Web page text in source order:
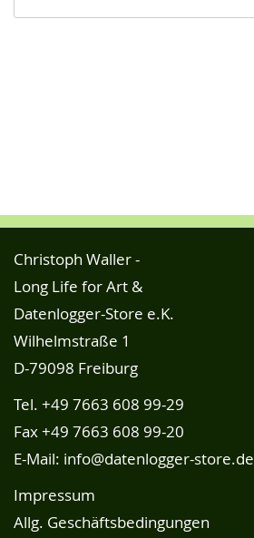
Christoph Waller -
Long Life for Art &
Datenlogger-Store e.K.
Wilhelmstraße 1
D-79098 Freiburg
Tel. +49 7663 608 99-29
Fax +49 7663 608 99-20
E-Mail: info@datenlogger-store.de
Impressum
Allg. Geschäftsbedingungen